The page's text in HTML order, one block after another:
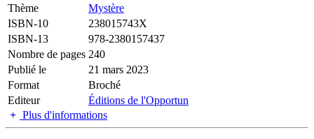
Thème
Mystère
ISBN-10
238015743X
ISBN-13
978-2380157437
Nombre de pages 240
Publié le
21 mars 2023
Format
Broché
Editeur
Éditions de l'Opportun
Plus d'informations